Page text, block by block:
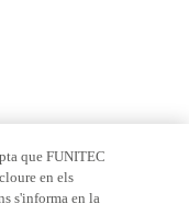
que FUNITEC
en els
s'informa en la